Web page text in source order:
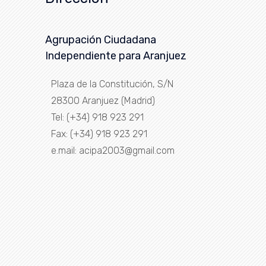
Agrupación Ciudadana
Independiente para Aranjuez
Plaza de la Constitución, S/N
28300 Aranjuez (Madrid)
Tel: (+34) 918 923 291
Fax: (+34) 918 923 291
e.mail: acipa2003@gmail.com